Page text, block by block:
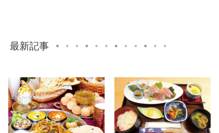
最新記事